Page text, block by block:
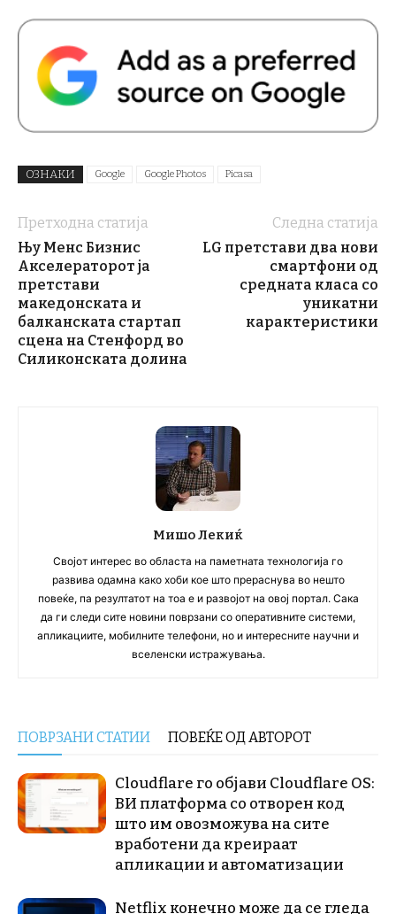
ОЗНАКИ Google Google Photos Picasa
Претходна статија
Њу Менс Бизнис
Акселераторот ја
претстави
македонската и
балканската стартап
сцена на Стенфорд во
Силиконската долина
Следна статија
LG претстави два нови
смартфони од
средната класа со
уникатни
карактеристики
Мишо Лекиќ
Својот интерес во областа на паметната технологија го
развива одамна како хоби кое што прераснува во нешто
повеќе, па резултатот на тоа е и развојот на овој портал. Сака
да ги следи сите новини поврзани со оперативните системи,
апликациите, мобилните телефони, но и интересните научни и
вселенски истражувања.
ПОВРЗАНИ СТАТИИ ПОВЕЌЕ ОД АВТОРОТ
Cloudflare го објави Cloudflare OS:
ВИ платформа со отворен код
што им овозможува на сите
вработени да креираат
апликации и автоматизации
Netflix конечно може да се гледа